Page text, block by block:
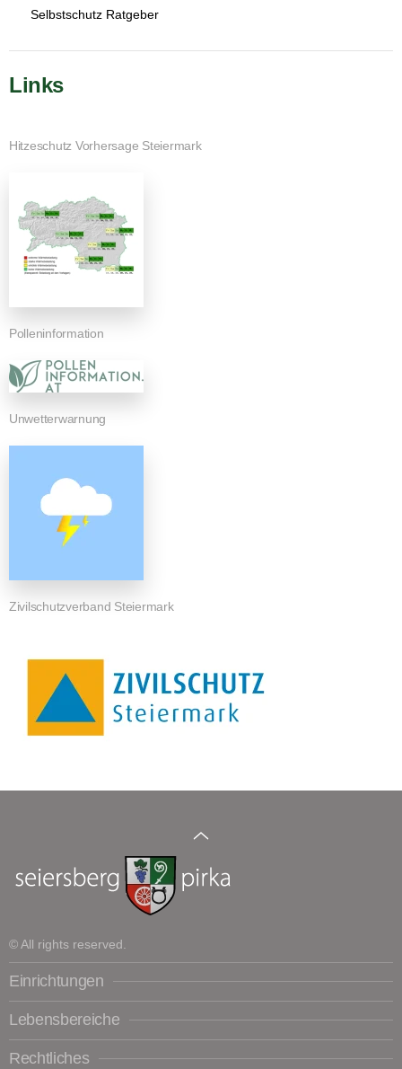
Selbstschutz Ratgeber
Links
Hitzeschutz Vorhersage Steiermark
Polleninformation
Unwetterwarnung
Zivilschutzverband Steiermark
© All rights reserved.
Einrichtungen
Lebensbereiche
Rechtliches